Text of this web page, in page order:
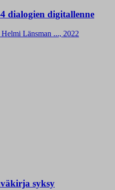
dialogien digitallenne
Länsman ..., 2022
syksy